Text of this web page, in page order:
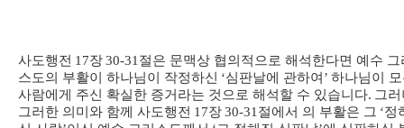
사도행전 17장30-31 절은 문맥상 협의적으로 해석한다면 예수 그
스도의 부활이 하나님이 작정하신
‘심판날에 관하여 ’ 하나님이
사람에게 주신 확실한 증거라는 것으로 해석할 수 있습니다. 그
그러한 의미와 함께 사도행전 17장30-31 절에서 의 부활은 그 ‘정